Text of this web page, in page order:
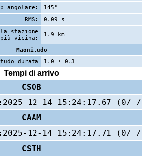
angolare:
145°
RMS:
0.09 s
stazione
più vicina:
1.9 km
Magnitudo
durata
1.0 ± 0.3
Tempi di arrivo
CSOB
2025-12-14 15:24:17.67 (0/
CAAM
2025-12-14 15:24:17.71 (0/
CSTH